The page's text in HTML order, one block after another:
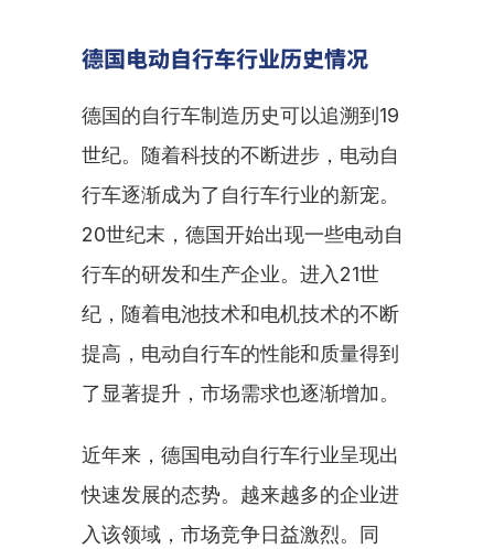
德国电动自行车行业历史情况
德国的自行车制造历史可以追溯到19
世纪。随着科技的不断进步，电动自
行车逐渐成为了自行车行业的新宠。
20世纪末，德国开始出现一些电动自
行车的研发和生产企业。进入21世
纪，随着电池技术和电机技术的不断
提高，电动自行车的性能和质量得到
了显著提升，市场需求也逐渐增加。
近年来，德国电动自行车行业呈现出
快速发展的态势。越来越多的企业进
入该领域，市场竞争日益激烈。同